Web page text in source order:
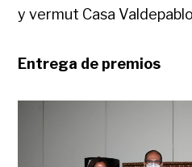
y vermut Casa
Entrega de premios